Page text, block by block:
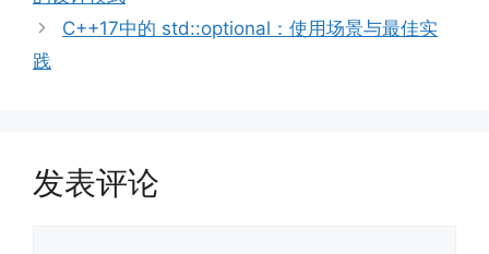
C++17中的 std::optional：使用场景与最佳实
践
发表评论